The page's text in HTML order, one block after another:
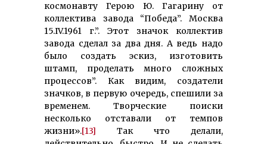
космонавту Герою Ю. Гагарину от
коллектива завода “Победа”. Москва
15.IV.1961 г.”. Этот значок коллектив
завода сделал за два дня. А ведь надо
было создать эскиз, изготовить
штамп, проделать много сложных
процессов”. Как видим, создатели
значков, в первую очередь, спешили за
временем. Творческие поиски
несколько отставали от темпов
жизни».[13] Так что делали,